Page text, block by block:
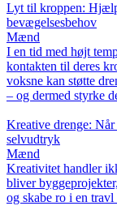
Lyt til kroppen:
bevægelsesbehov
Mænd
I en tid med højt
kontakten til deres
voksne kan støtte
– og dermed styrke
Kreative drenge:
selvudtryk
Mænd
Kreativitet handler
bliver
og skabe ro i en